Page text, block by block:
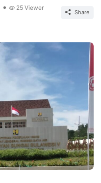
25 Viewer
Share